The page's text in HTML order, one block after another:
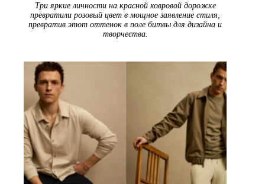
Три яркие личности на красной ковровой дорожке
превратили розовый цвет в мощное заявление стиля,
превратив этот оттенок в поле битвы для дизайна и
творчества.